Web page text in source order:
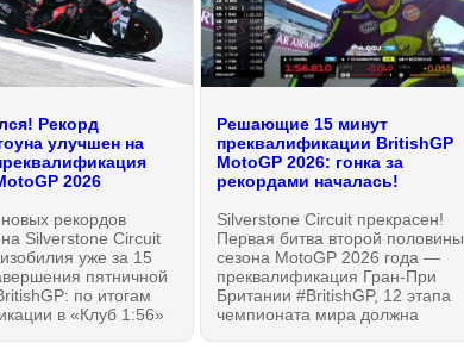
Рекорд
улучшен на
2026
рекордов
Silverstone Circuit
изобилия уже за 15
пятничной
по итогам
в «Клуб 1:56»
Решающие 15 минут
преквалификации BritishGP
MotoGP 2026: гонка за
рекордами началась!
Silverstone Circuit прекрасен!
Первая битва второй половины
сезона MotoGP 2026 года —
преквалификация Гран-При
Британии #BritishGP, 12 этапа
чемпионата мира должна